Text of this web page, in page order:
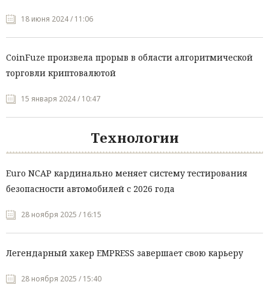
18 июня 2024 / 11:06
CoinFuze произвела прорыв в области алгоритмической
торговли криптовалютой
15 января 2024 / 10:47
Технологии
Euro NCAP кардинально меняет систему тестирования
безопасности автомобилей с 2026 года
28 ноября 2025 / 16:15
Легендарный хакер EMPRESS завершает свою карьеру
28 ноября 2025 / 15:40